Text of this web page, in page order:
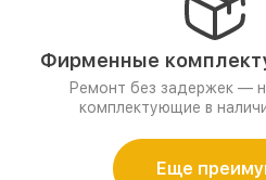
Фирменные
Ремонт без задержек —
комплектующие в
Еще